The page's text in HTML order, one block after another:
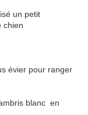
un petit
chien
évier pour ranger
blanc en